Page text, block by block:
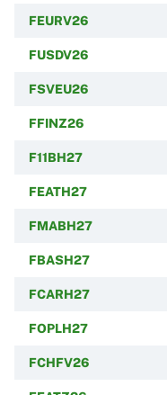
FEURV26
FUSDV26
FSVEU26
FFINZ26
F11BH27
FEATH27
FMABH27
FBASH27
FCARH27
FOPLH27
FCHFV26